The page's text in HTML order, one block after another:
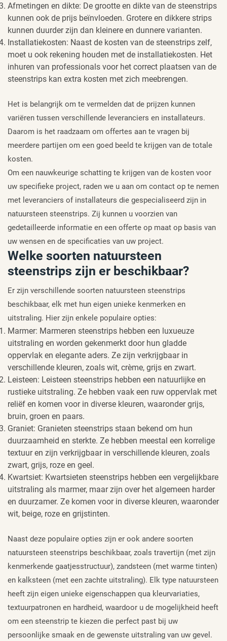
Afmetingen en dikte: De grootte en dikte van de steenstrips
kunnen ook de prijs beïnvloeden. Grotere en dikkere strips
kunnen duurder zijn dan kleinere en dunnere varianten.
Installatiekosten: Naast de kosten van de steenstrips zelf,
moet u ook rekening houden met de installatiekosten. Het
inhuren van professionals voor het correct plaatsen van de
steenstrips kan extra kosten met zich meebrengen.
Het is belangrijk om te vermelden dat de prijzen kunnen
variëren tussen verschillende leveranciers en installateurs.
Daarom is het raadzaam om offertes aan te vragen bij
meerdere partijen om een goed beeld te krijgen van de totale
kosten.
Om een nauwkeurige schatting te krijgen van de kosten voor
uw specifieke project, raden we u aan om contact op te nemen
met leveranciers of installateurs die gespecialiseerd zijn in
natuursteen steenstrips. Zij kunnen u voorzien van
gedetailleerde informatie en een offerte op maat op basis van
uw wensen en de specificaties van uw project.
Welke soorten natuursteen
steenstrips zijn er beschikbaar?
Er zijn verschillende soorten natuursteen steenstrips
beschikbaar, elk met hun eigen unieke kenmerken en
uitstraling. Hier zijn enkele populaire opties:
Marmer: Marmeren steenstrips hebben een luxueuze
uitstraling en worden gekenmerkt door hun gladde
oppervlak en elegante aders. Ze zijn verkrijgbaar in
verschillende kleuren, zoals wit, crème, grijs en zwart.
Leisteen: Leisteen steenstrips hebben een natuurlijke en
rustieke uitstraling. Ze hebben vaak een ruw oppervlak met
reliëf en komen voor in diverse kleuren, waaronder grijs,
bruin, groen en paars.
Graniet: Granieten steenstrips staan bekend om hun
duurzaamheid en sterkte. Ze hebben meestal een korrelige
textuur en zijn verkrijgbaar in verschillende kleuren, zoals
zwart, grijs, roze en geel.
Kwartsiet: Kwartsieten steenstrips hebben een vergelijkbare
uitstraling als marmer, maar zijn over het algemeen harder
en duurzamer. Ze komen voor in diverse kleuren, waaronder
wit, beige, roze en grijstinten.
Naast deze populaire opties zijn er ook andere soorten
natuursteen steenstrips beschikbaar, zoals travertijn (met zijn
kenmerkende gaatjesstructuur), zandsteen (met warme tinten)
en kalksteen (met een zachte uitstraling). Elk type natuursteen
heeft zijn eigen unieke eigenschappen qua kleurvariaties,
textuurpatronen en hardheid, waardoor u de mogelijkheid heeft
om een steenstrip te kiezen die perfect past bij uw
persoonlijke smaak en de gewenste uitstraling van uw gevel.